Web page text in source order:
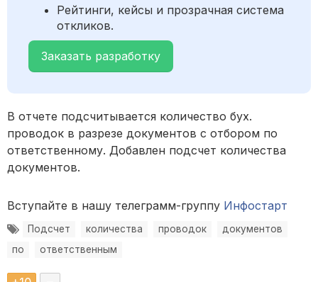
Рейтинги, кейсы и прозрачная система
откликов.
Заказать разработку
В отчете подсчитывается количество бух.
проводок в разрезе документов с отбором по
ответственному. Добавлен подсчет количества
документов.
Вступайте в нашу телеграмм-группу Инфостарт
Подсчет количества проводок
документов
по
ответственным